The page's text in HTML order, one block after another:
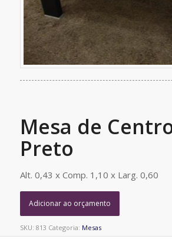
Mesa de
Preto
Alt. 0,43 x Comp. 1,10 x Larg. 0,60
Adicionar ao orçamento
SKU: 813 Categoria: Mesas